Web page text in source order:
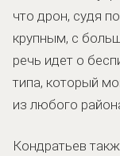
что дрон, судя
крупным, с
речь идет о
типа, который
из любого
Кондратьев